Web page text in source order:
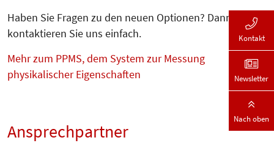
Haben Sie Fragen zu den neuen Op­tionen? Dann
kontaktieren Sie uns einfach.
Mehr zum PPMS, dem System zur Messung
physikalischer Eigenschaften
Ansprechpartner
Kontakt
Newsletter
Nach oben